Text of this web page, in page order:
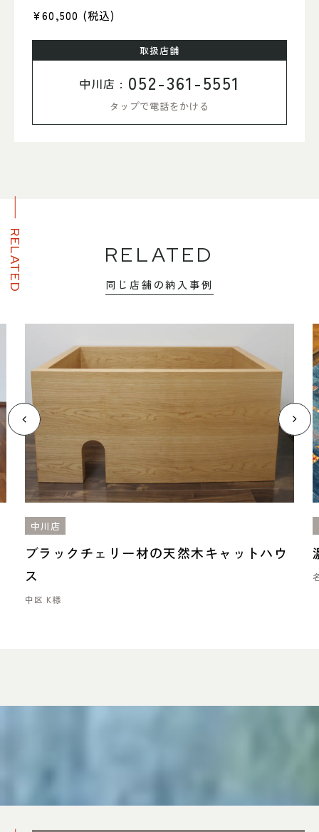
¥60,500 (税込)
取扱店舗
中川店 : 052-361-5551
タップで電話をかける
RELATED RELATED
同じ店舗の納入事例
中川店
ブラックチェリー材の天然木キャットハウ
ス
中区 K様